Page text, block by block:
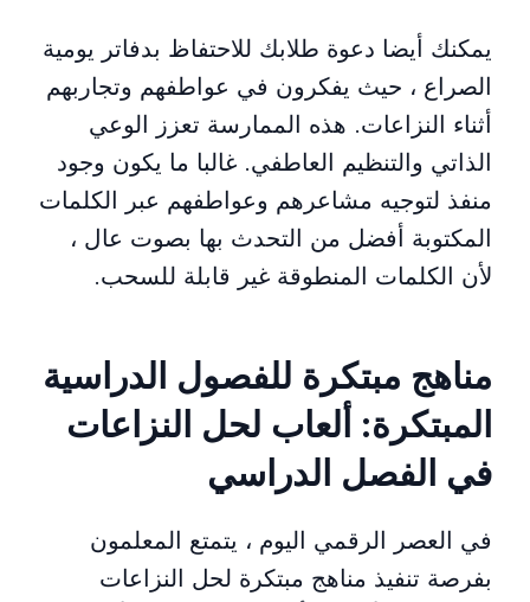
يمكنك أيضا دعوة طلابك للاحتفاظ بدفاتر يومية
الصراع ، حيث يفكرون في عواطفهم وتجاربهم
أثناء النزاعات. هذه الممارسة تعزز الوعي
الذاتي والتنظيم العاطفي. غالبا ما يكون وجود
منفذ لتوجيه مشاعرهم وعواطفهم عبر الكلمات
المكتوبة أفضل من التحدث بها بصوت عال ،
لأن الكلمات المنطوقة غير قابلة للسحب.
مناهج مبتكرة للفصول الدراسية
المبتكرة: ألعاب لحل النزاعات
في الفصل الدراسي
في العصر الرقمي اليوم ، يتمتع المعلمون
بفرصة تنفيذ مناهج مبتكرة لحل النزاعات